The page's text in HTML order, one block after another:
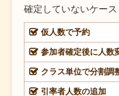
確定していないケース
仮人数で予約
参加者確定後に人数
クラス単位で分割調
引率者人数の追加